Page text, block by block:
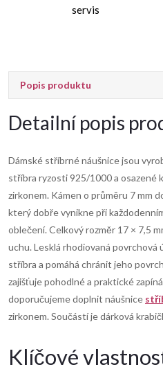
servis
Popis produktu
Detailní popis
Dámské stříbrné náušnice jsou
stříbra ryzosti 925/1000 a osazené
zirkonem. Kámen o průměru 7 mm
který dobře vynikne při
oblečení. Celkový rozměr 17 × 7,5
uchu. Lesklá rhodiovaná povrchová
stříbra a pomáhá chránit jeho
zajišťuje pohodlné a praktické
doporučujeme doplnit náušnice
zirkonem. Součástí je dárková
Klíčové